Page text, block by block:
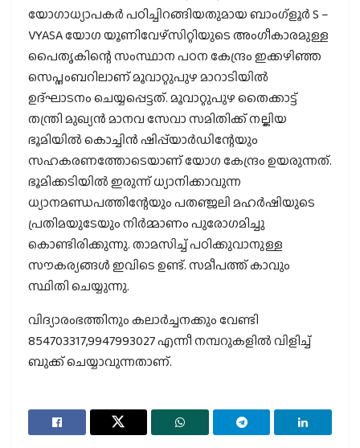
യോഗാധ്യാപകർ പഠിച്ചിറങ്ങിയതുമായ ബാംഗ്ളൂർ S –
VYASA യോഗ യൂണിവേഴ്സിറ്റിയുടെ അംഗീകാരമുള്ള
പൈതൃകിന്റെ സംസ്ഥാന പഠന കേന്ദ്രം ഇക്കഴിഞ്ഞ
സെപ്തംബറിലാണ് മൂവാറ്റുപുഴ മാറാടിയിൽ
ഉദ്ഘാടനം ചെയ്യപ്പെട്ടത്. മൂവാറ്റുപുഴ തൈക്കാട്ട്
തന്ത്രി മുഖ്യൻ മാനവ സേവാ സമിതിക്ക് നല്കിയ
ഭൂമിയിൽ കൊച്ചിൻ ഷിപ്പ്‌യാർഡിന്റേയും
സഹകരണത്തോടെയാണ് യോഗ കേന്ദ്രം ഉയരുന്നത്.
ഭൂമിക്കടിയിൽ ഇരുന്ന് ധ്യാനിക്കാവുന്ന
ധ്യാനമണ്ഡപത്തിന്റേയും പതഞ്ജലി മഹർഷിയുടെ
പ്രതിമയുടേയും നിർമ്മാണം പുരോഗമിച്ചു
കൊണ്ടിരിക്കുന്നു. താമസിച്ച് പഠിക്കുവാനുള്ള
സൗകര്യങ്ങൾ ഇവിടെ ഉണ്ട്. സമീപത്ത് കാവും
സ്ഥിതി ചെയ്യുന്നു.
വിദ്യാരംഭത്തിനും കലാർച്ചനക്കും വേണ്ടി
854703317,9947993027 എന്നീ നമ്പറുകളിൽ വിളിച്ച്
ബുക്ക് ചെയ്യാവുന്നതാണ്.